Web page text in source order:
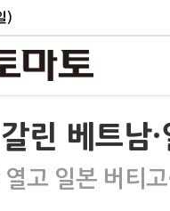
)
린 베트남
열고 일본 버티